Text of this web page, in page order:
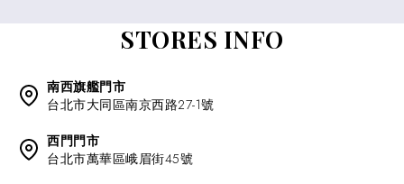
STORES INFO
南西旗艦門市
台北市大同區南京西路27-1號
西門門市
台北市萬華區峨眉街45號